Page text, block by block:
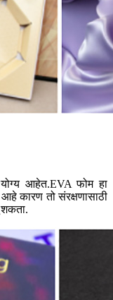
योग्य आहेत.EVA फोम हा
आहे कारण तो संरक्षणासाठी